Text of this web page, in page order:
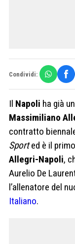
Condividi:
Il Napoli ha già
Massimiliano
contratto
Sported è il
Allegri-Napoli,
Aurelio De
l’allenatore del
Italiano.